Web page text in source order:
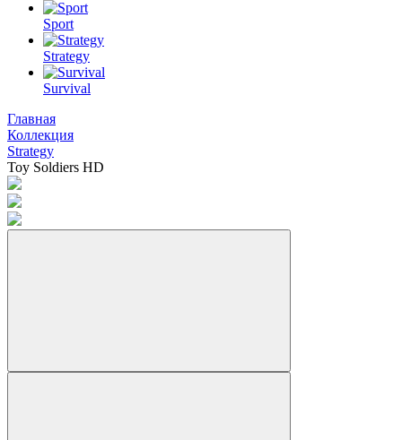
Sport
Strategy
Survival
Главная
Коллекция
Strategy
Toy Soldiers HD